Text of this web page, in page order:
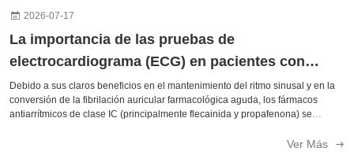
2026-07-17
La importancia de las pruebas de
electrocardiograma (ECG) en pacientes con
fibrilación auricular que utilizan fármacos
antiarrítmicos de clase IC
Debido a sus claros beneficios en el mantenimiento del ritmo sinusal y en la
conversión de la fibrilación auricular farmacológica aguda, los fármacos
antiarrítmicos de clase IC (principalmente flecainida y propafenona) se
Ver Más